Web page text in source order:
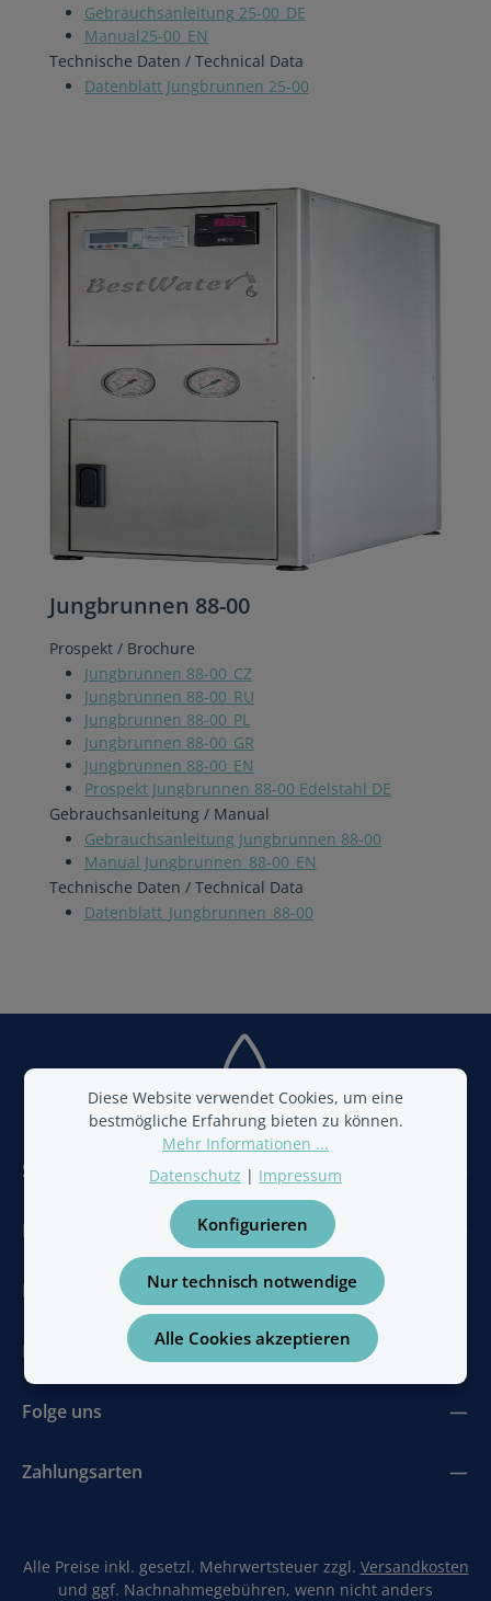
Gebrauchsanleitung 25-00_DE
Manual25-00_EN
Technische Daten / Technical Data
Datenblatt Jungbrunnen 25-00
Jungbrunnen 88-00
Prospekt / Brochure
Jungbrunnen 88-00_CZ
Jungbrunnen 88-00_RU
Jungbrunnen 88-00_PL
Jungbrunnen 88-00_GR
Jungbrunnen 88-00_EN
Prospekt Jungbrunnen 88-00 Edelstahl DE
Gebrauchsanleitung / Manual
Gebrauchsanleitung Jungbrunnen 88-00
Manual Jungbrunnen_88-00_EN
Technische Daten / Technical Data
Datenblatt_Jungbrunnen_88-00
Service-Hotline
Bestwater
BestAir
Newsletter
Folge uns
Zahlungsarten
Alle Preise inkl. gesetzl. Mehrwertsteuer zzgl. Versandkosten
und ggf. Nachnahmegebühren, wenn nicht anders
Diese Website verwendet Cookies, um eine
bestmögliche Erfahrung bieten zu können.
Mehr Informationen ...
Datenschutz | Impressum
Nur technisch notwendige
Konfigurieren
Alle Cookies akzeptieren